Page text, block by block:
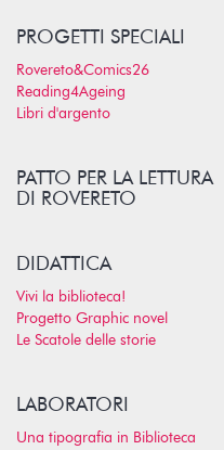
PROGETTI SPECIALI
Rovereto&Comics26
Reading4Ageing
Libri d'argento
PATTO PER LA LETTURA
DI ROVERETO
DIDATTICA
Vivi la biblioteca!
Progetto Graphic novel
Le Scatole delle storie
LABORATORI
Una tipografia in Biblioteca